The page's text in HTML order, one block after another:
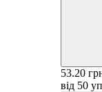
53.20
від 50